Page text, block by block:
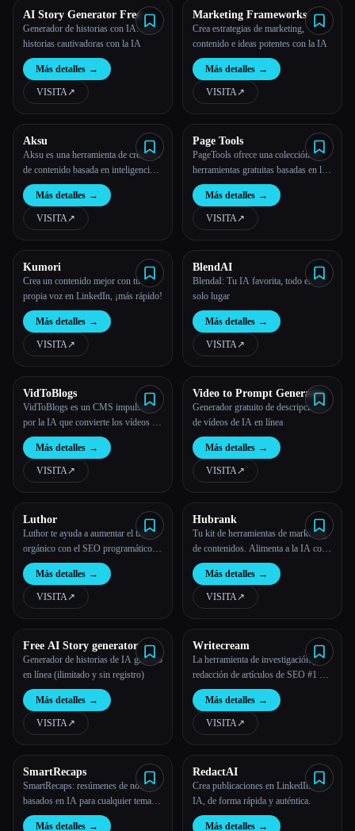
AI Story Generator Free
Generador de historias con IA: crea
historias cautivadoras con la IA
Más detalles →
VISITA↗︎
Marketing Frameworks
Crea estrategias de marketing,
contenido e ideas potentes con la IA
Más detalles →
VISITA↗︎
Aksu
Aksu es una herramienta de creación
de contenido basada en inteligencia
artificial que automatiza la redacción
de artículos y la publicación en
WordPress.
Más detalles →
VISITA↗︎
Page Tools
PageTools ofrece una colección de
herramientas gratuitas basadas en la
IA diseñadas para facilitar la creación
y la gestión de tu presencia en
Internet.
Más detalles →
VISITA↗︎
Kumori
Crea un contenido mejor con tu
propia voz en LinkedIn, ¡más rápido!
Más detalles →
VISITA↗︎
BlendAI
BlendaI: Tu IA favorita, todo en un
solo lugar
Más detalles →
VISITA↗︎
VidToBlogs
VidToBlogs es un CMS impulsado
por la IA que convierte los vídeos de
YouTube en blogs optimizados para
el SEO, perfectos para fundadores
ocupados. Sáltate WordPress y aloja
un blog completo en tu dominio en
Más detalles →
VISITA↗︎
Video to Prompt Generator
Generador gratuito de descripciones
de vídeos de IA en línea
Más detalles →
VISITA↗︎
Luthor
Luthor te ayuda a aumentar el tráfico
orgánico con el SEO programático a
gran escala.
Más detalles →
VISITA↗︎
Hubrank
Tu kit de herramientas de marketing
de contenidos. Alimenta a la IA con
tu contenido (texto, archivos, URL)
Más detalles →
VISITA↗︎
Free AI Story generator
Generador de historias de IA gratuito
en línea (ilimitado y sin registro)
Más detalles →
VISITA↗︎
Writecream
La herramienta de investigación y
redacción de artículos de SEO #1 del
mundo
Más detalles →
VISITA↗︎
SmartRecaps
SmartRecaps: resúmenes de noticias
basados en IA para cualquier tema
del mundo
Más detalles →
RedactAI
Crea publicaciones en LinkedIn con
IA, de forma rápida y auténtica.
Más detalles →